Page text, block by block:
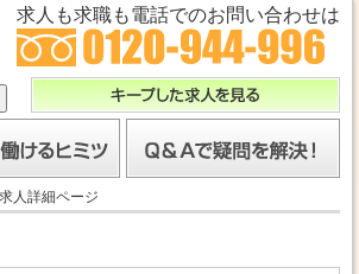
求人も求職も電話でのお問い合わせは
キープした求人を見る
ヒミツ
求人詳細ページ